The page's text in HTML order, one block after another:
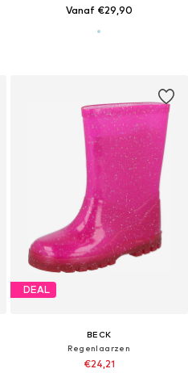
Vanaf €29,90
DEAL
BECK
Regenlaarzen
€24,21